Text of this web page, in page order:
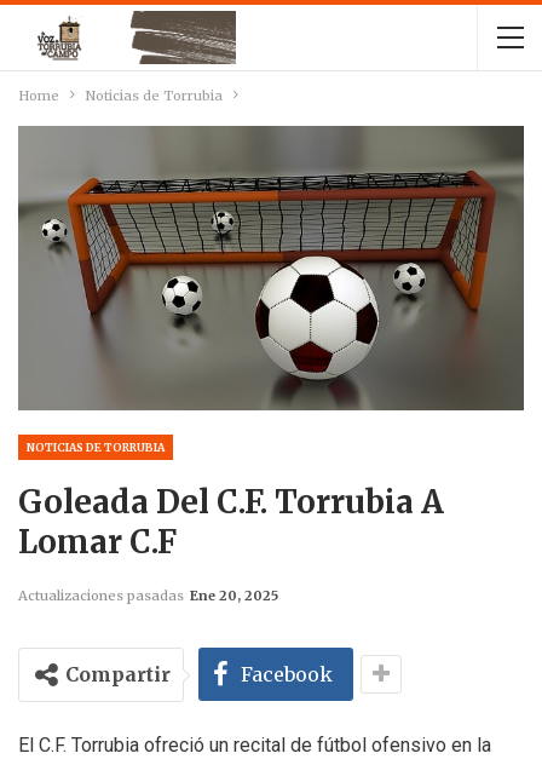
Home Noticias de Torrubia
NOTICIAS DE TORRUBIA
Goleada Del C.F. Torrubia A
Lomar C.F
Actualizaciones pasadas Ene 20, 2025
Compartir Facebook
El C.F. Torrubia ofreció un recital de fútbol ofensivo en la